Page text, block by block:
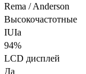
Rema / Anderson
Высокочастотные
IUIa
94%
LCD дисплей
Да